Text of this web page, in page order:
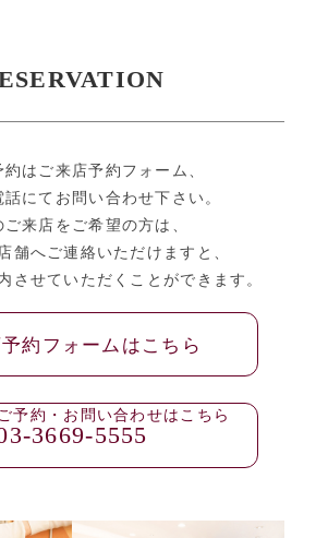
約はご来店予約フォーム、
話にてお問い合わせ下さい。
ご来店をご希望の方は、
舗へご連絡いただけますと、
させていただくことができます。
約フォームはこちら
予約・お問い合わせはこちら
3669-5555